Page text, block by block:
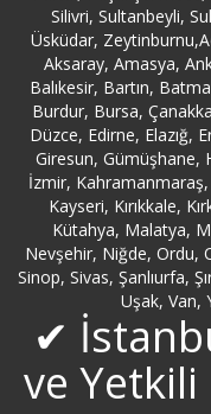
Silivri, Sultanbeyli,
Üsküdar,
Aksaray, Amasya,
Balıkesir, Bartın,
Burdur, Bursa,
Düzce, Edirne, Elazığ,
Giresun, Gümüşhane,
İzmir,
Kayseri, Kırıkkale,
Kütahya, Malatya,
Nevşehir, Niğde, Ordu,
Sinop, Sivas, Şanlıurfa,
Uşak, Van,
✔
ve